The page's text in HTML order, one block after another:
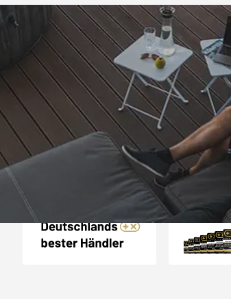
Trusted Shops
4,81/ 5
25.967 Bewertungen
1.
auf
Auszeichnungen